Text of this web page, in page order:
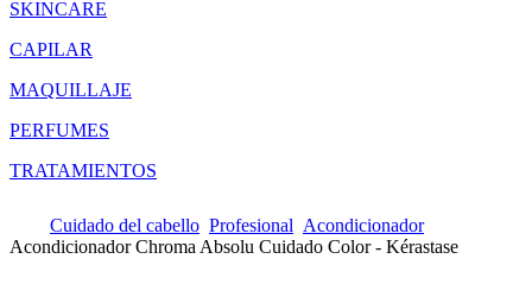
SKINCARE
CAPILAR
MAQUILLAJE
PERFUMES
TRATAMIENTOS
Cuidado del cabello Profesional Acondicionador
Acondicionador Chroma Absolu Cuidado Color - Kérastase